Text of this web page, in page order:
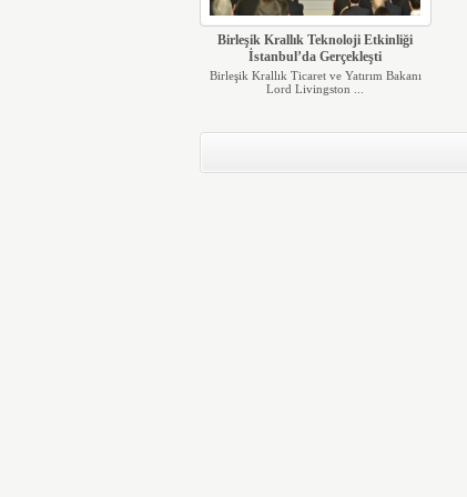
Birleşik Krallık Teknoloji Etkinliği
İstanbul’da Gerçekleşti
Birleşik Krallık Ticaret ve Yatırım Bakanı
Lord Livingston ...